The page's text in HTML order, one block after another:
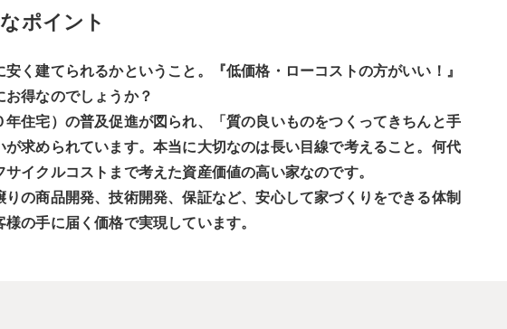
ポイント
く建てられるかということ。『低価格・ローコストの方がいい！』
得なのでしょうか？
住宅）の普及促進が図られ、「質の良いものをつくってきちんと手
求められています。本当に大切なのは長い目線で考えること。何代
イクルコストまで考えた資産価値の高い家なのです。
の商品開発、技術開発、保証など、安心して家づくりをできる体制
の手に届く価格で実現しています。